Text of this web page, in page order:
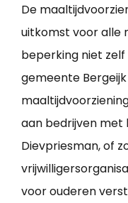
De
uitkomst voor alle
beperking niet zelf
gemeente
aan bedrijven met
Dievpriesman, of
voor ouderen